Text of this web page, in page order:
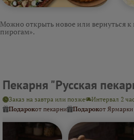
Можно открыть новое или вернуться
пирогам».
Пекарня "Русская
Заказ на завтра или позже Интервал 2
Подарокот пекарни Подарокот